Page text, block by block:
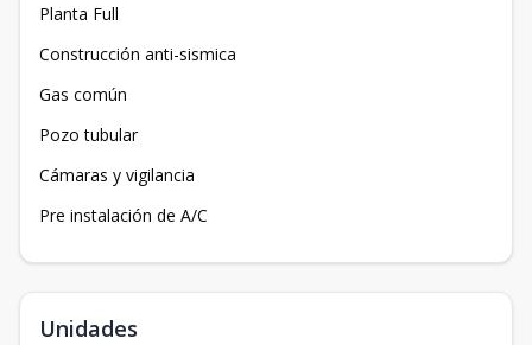
Planta Full
Construcción anti-sismica
Gas común
Pozo tubular
Cámaras y vigilancia
Pre instalación de A/C
Unidades